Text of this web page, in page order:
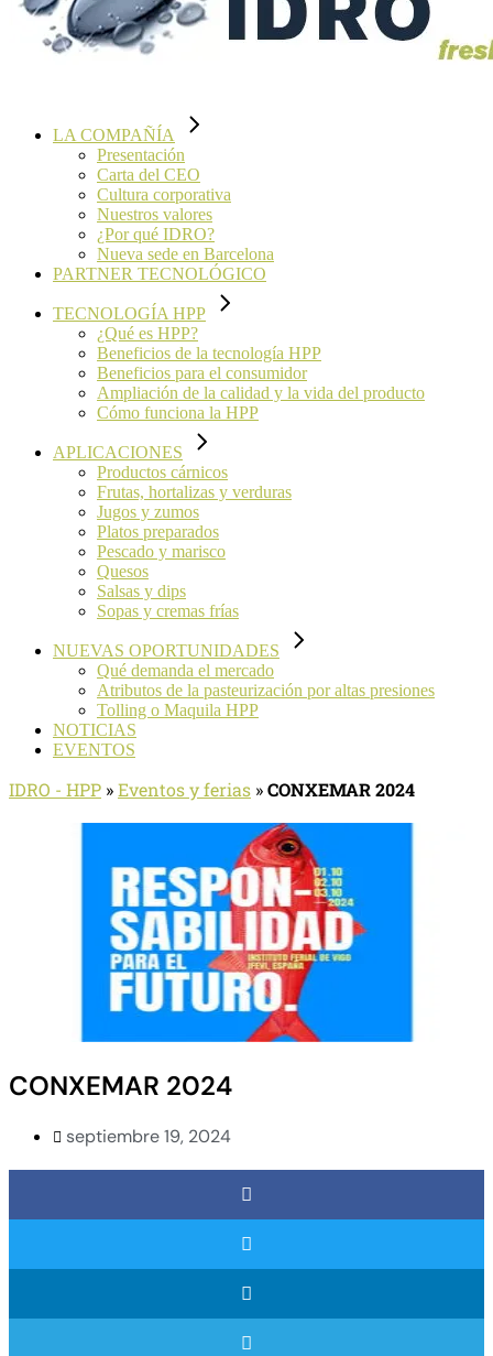
LA COMPAÑÍA
Presentación
Carta del CEO
Cultura corporativa
Nuestros valores
¿Por qué IDRO?
Nueva sede en Barcelona
PARTNER TECNOLÓGICO
TECNOLOGÍA HPP
¿Qué es HPP?
Beneficios de la tecnología HPP
Beneficios para el consumidor
Ampliación de la calidad y la vida del producto
Cómo funciona la HPP
APLICACIONES
Productos cárnicos
Frutas, hortalizas y verduras
Jugos y zumos
Platos preparados
Pescado y marisco
Quesos
Salsas y dips
Sopas y cremas frías
NUEVAS OPORTUNIDADES
Qué demanda el mercado
Atributos de la pasteurización por altas presiones
Tolling o Maquila HPP
NOTICIAS
EVENTOS
IDRO - HPP »Eventos y ferias »CONXEMAR 2024
CONXEMAR 2024
septiembre 19, 2024